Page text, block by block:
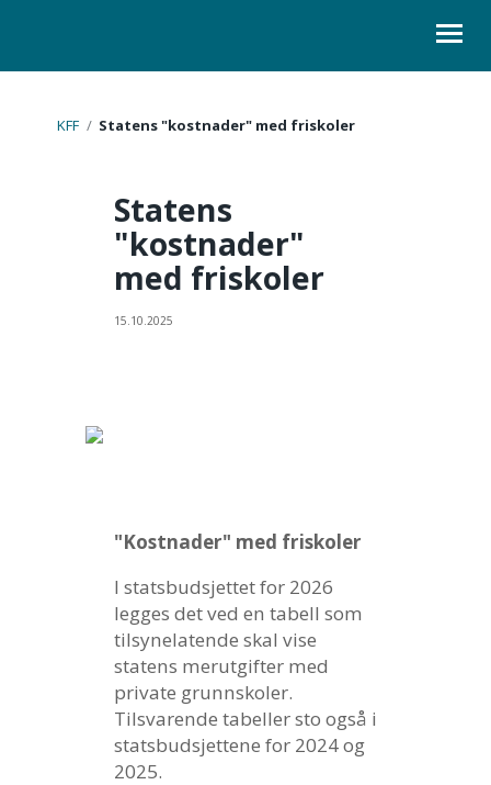
ORGANISASJON
SKOLELEDER
KONTAKT
KFF / Statens "kostnader" med friskoler
Statens
"kostnader"
med friskoler
15.10.2025
"Kostnader" med friskoler
I statsbudsjettet for 2026
legges det ved en tabell som
tilsynelatende skal vise
statens merutgifter med
private grunnskoler.
Tilsvarende tabeller sto også i
statsbudsjettene for 2024 og
2025.